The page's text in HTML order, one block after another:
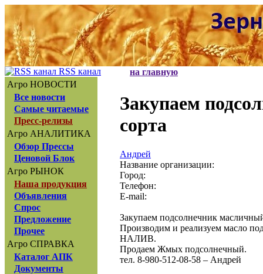
RSS канал
Агро НОВОСТИ
Все новости
Самые читаемые
Пресс-релизы
Агро АНАЛИТИКА
Обзор Прессы
Ценовой Блок
Агро РЫНОК
Наша продукция
Объявления
Спрос
Предложение
Прочее
Агро СПРАВКА
Каталог АПК
Документы
на главную
Закупаем
сорта
Андрей
Название организации:
Город:
Телефон:
E-mail:
Закупаем подсолнечник
Производим и реализуем масло
НАЛИВ.
Продаем Жмых подсолнечный.
тел. 8-980-512-08-58 – Андрей